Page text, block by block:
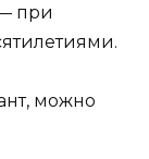
при
можно